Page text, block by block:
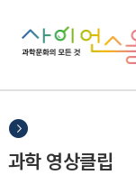
과학 영상클립